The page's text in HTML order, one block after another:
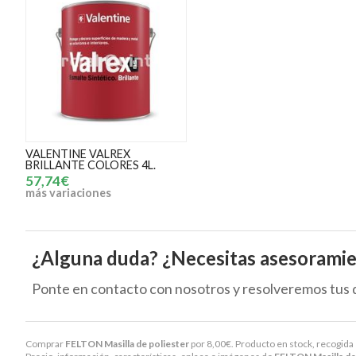
Comprar FELTON Masilla de poliester por 8,00€ . Producto en stock, recogida
VALENTINE VALREX
BRILLANTE COLORES 4L.
57,74€
más variaciones
¿Alguna duda? ¿Necesitas
Ponte en contacto con nosotros y resolveremos tus